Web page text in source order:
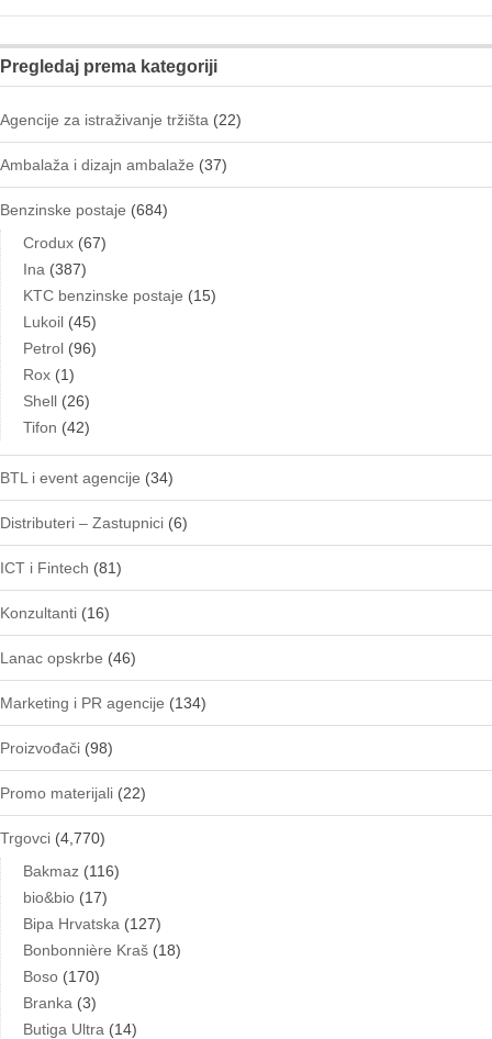
Pregledaj prema kategoriji
Agencije za istraživanje tržišta (22)
Ambalaža i dizajn ambalaže (37)
Benzinske postaje (684)
Crodux (67)
Ina (387)
KTC benzinske postaje (15)
Lukoil (45)
Petrol (96)
Rox (1)
Shell (26)
Tifon (42)
BTL i event agencije (34)
Distributeri – Zastupnici (6)
ICT i Fintech (81)
Konzultanti (16)
Lanac opskrbe (46)
Marketing i PR agencije (134)
Proizvođači (98)
Promo materijali (22)
Trgovci (4,770)
Bakmaz (116)
bio&bio (17)
Bipa Hrvatska (127)
Bonbonnière Kraš (18)
Boso (170)
Branka (3)
Butiga Ultra (14)